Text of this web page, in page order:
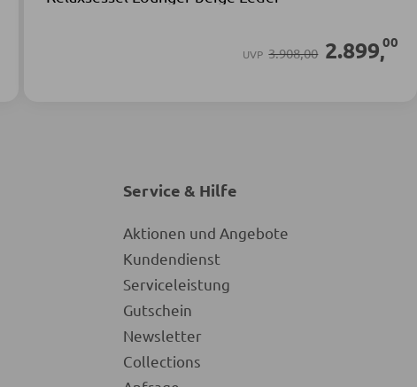
UVP 3.908,00 2.899,00
Service & Hilfe
Aktionen und Angebote
Kundendienst
Serviceleistung
Gutschein
Newsletter
Collections